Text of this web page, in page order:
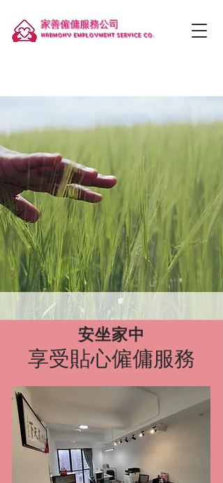
家善僱傭服務公司
Harmony employment service co.
安坐家中
享受貼心僱傭服務